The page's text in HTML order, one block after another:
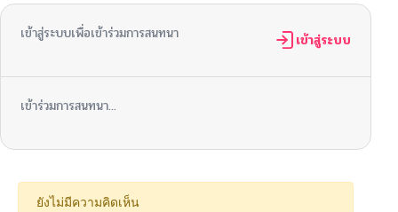
เข้าสู่ระบบเพื่อเข้าร่วมการสนทนา เข้าสู่ระบบ
เข้าร่วมการสนทนา...
ยังไม่มีความคิดเห็น